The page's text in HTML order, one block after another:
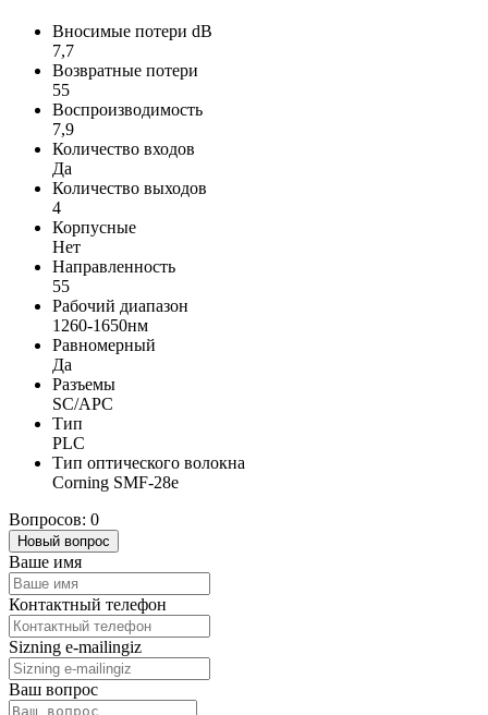
Вносимые потери dB
7,7
Возвратные потери
55
Воспроизводимость
7,9
Количество входов
Да
Количество выходов
4
Корпусные
Нет
Направленность
55
Рабочий диапазон
1260-1650нм
Равномерный
Да
Разъемы
SC/APC
Тип
PLC
Тип оптического волокна
Corning SMF-28e
Вопросов: 0
Новый вопрос
Ваше имя
Контактный телефон
Sizning e-mailingiz
Ваш вопрос